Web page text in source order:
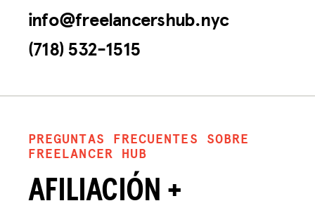
info@freelancershub.nyc
(718) 532-1515
PREGUNTAS FRECUENTES SOBRE
FREELANCER HUB
AFILIACIÓN +